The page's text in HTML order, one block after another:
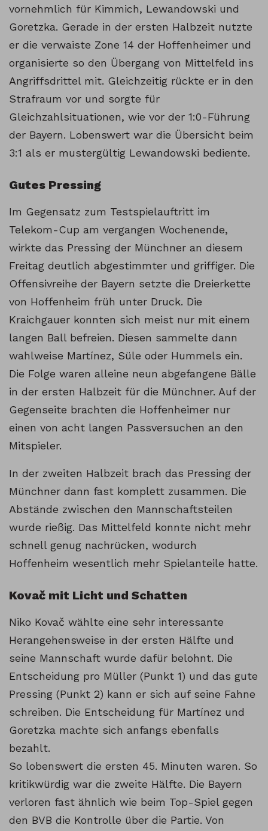
vornehmlich für Kimmich, Lewandowski und
Goretzka. Gerade in der ersten Halbzeit nutzte
er die verwaiste Zone 14 der Hoffenheimer und
organisierte so den Übergang von Mittelfeld ins
Angriffsdrittel mit. Gleichzeitig rückte er in den
Strafraum vor und sorgte für
Gleichzahlsituationen, wie vor der 1:0-Führung
der Bayern. Lobenswert war die Übersicht beim
3:1 als er mustergültig Lewandowski bediente.
Gutes Pressing
Im Gegensatz zum Testspielauftritt im
Telekom-Cup am vergangen Wochenende,
wirkte das Pressing der Münchner an diesem
Freitag deutlich abgestimmter und griffiger. Die
Offensivreihe der Bayern setzte die Dreierkette
von Hoffenheim früh unter Druck. Die
Kraichgauer konnten sich meist nur mit einem
langen Ball befreien. Diesen sammelte dann
wahlweise Martínez, Süle oder Hummels ein.
Die Folge waren alleine neun abgefangene Bälle
in der ersten Halbzeit für die Münchner. Auf der
Gegenseite brachten die Hoffenheimer nur
einen von acht langen Passversuchen an den
Mitspieler.
In der zweiten Halbzeit brach das Pressing der
Münchner dann fast komplett zusammen. Die
Abstände zwischen den Mannschaftsteilen
wurde rießig. Das Mittelfeld konnte nicht mehr
schnell genug nachrücken, wodurch
Hoffenheim wesentlich mehr Spielanteile hatte.
Kovač mit Licht und Schatten
Niko Kovač wählte eine sehr interessante
Herangehensweise in der ersten Hälfte und
seine Mannschaft wurde dafür belohnt. Die
Entscheidung pro Müller (Punkt 1) und das gute
Pressing (Punkt 2) kann er sich auf seine Fahne
schreiben. Die Entscheidung für Martínez und
Goretzka machte sich anfangs ebenfalls
bezahlt.
So lobenswert die ersten 45. Minuten waren. So
kritikwürdig war die zweite Hälfte. Die Bayern
verloren fast ähnlich wie beim Top-Spiel gegen
den BVB die Kontrolle über die Partie. Von